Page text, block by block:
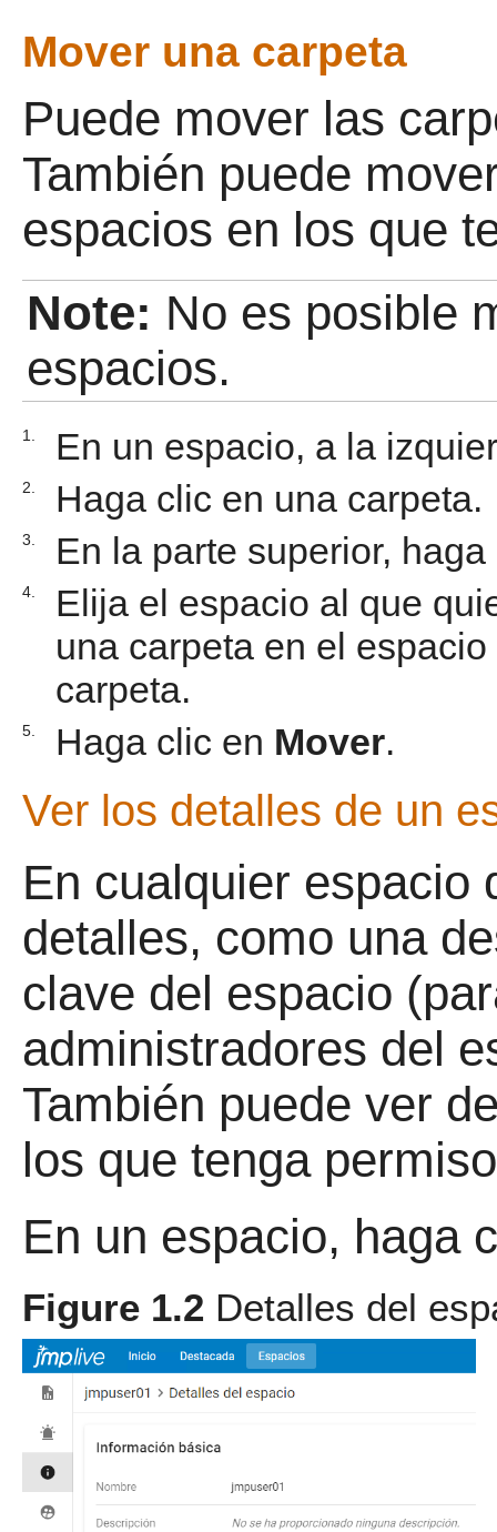
Mover una carpeta
Puede mover las
También puede
espacios en los que
Note: No es posible
espacios.
1. En un espacio, a la
2. Haga clic en una carpeta.
3. En la parte superior,
4.
Elija el espacio al que
una carpeta en el
carpeta.
5. Haga clic en Mover.
Ver los detalles de un
En cualquier espacio
detalles, como una
clave del espacio
administradores del
También puede ver
los que tenga
En un espacio, haga
Figure 1.2 Detalles del